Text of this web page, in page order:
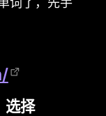
选择